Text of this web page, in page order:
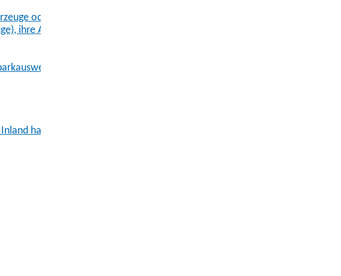
oder Fahrzeugkombinationen nach § 70 StVZO beantragen
ihre Anhänger, Arbeitsmaschinen (z.B. Gabelstapler, Mähdrescher)
hatten